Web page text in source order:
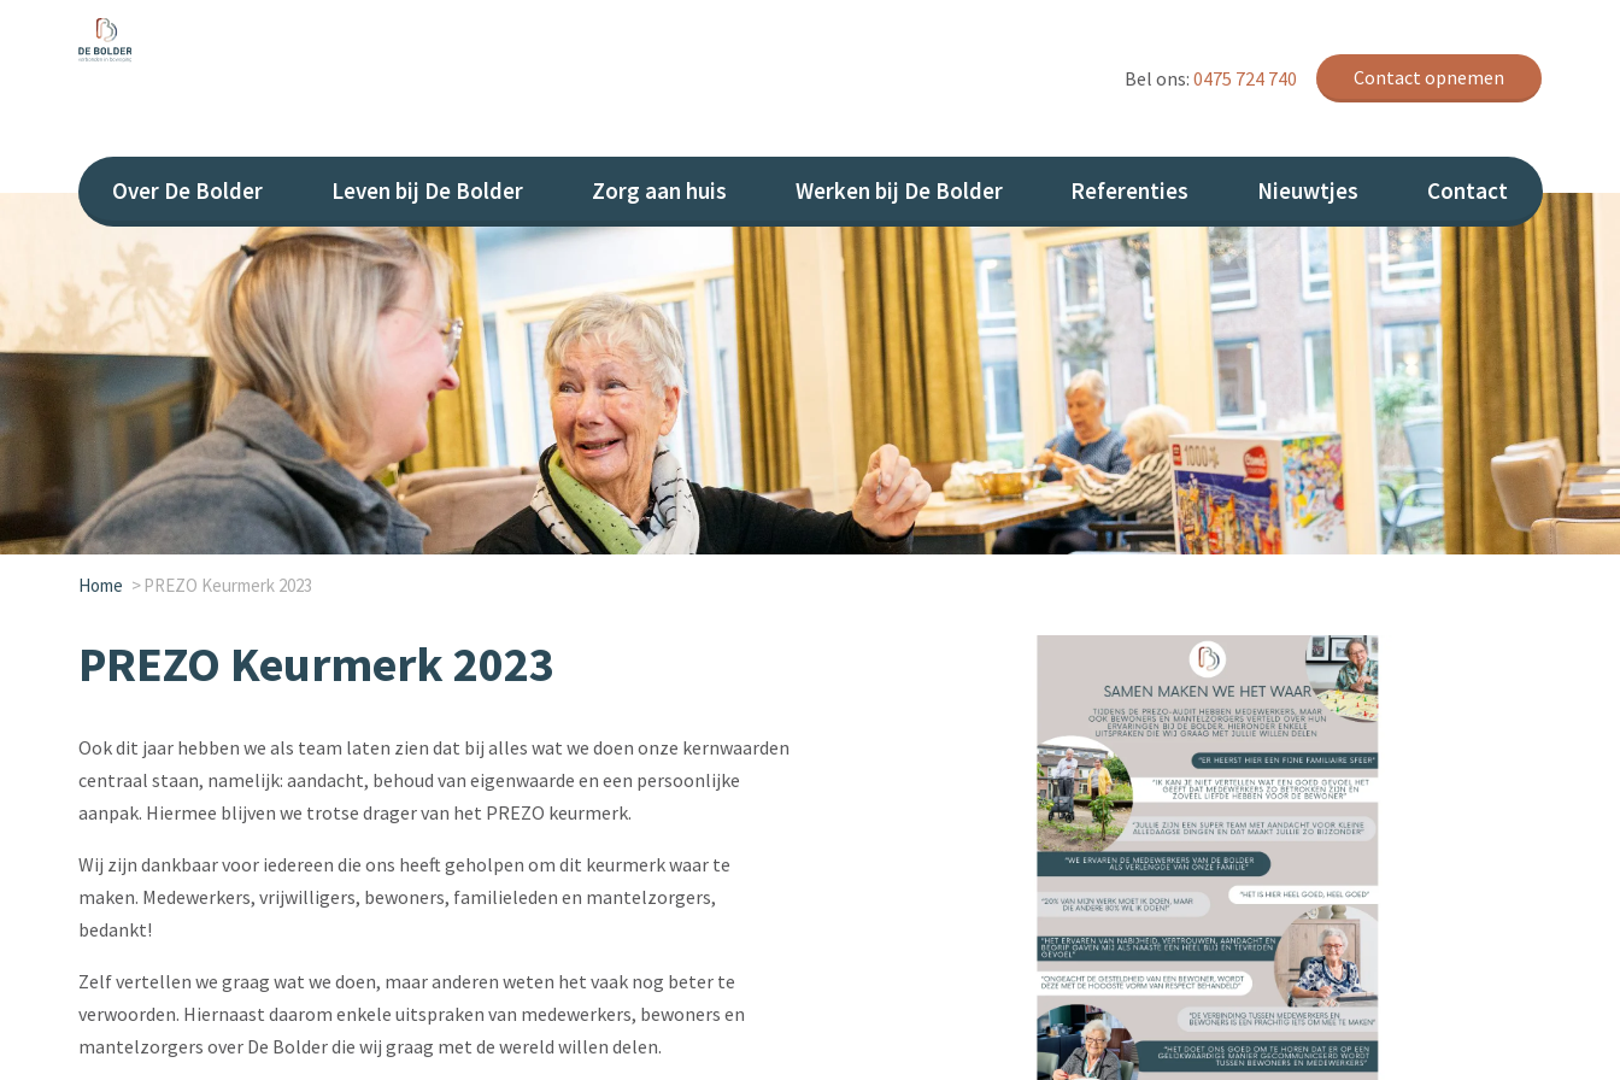
Bel ons:0475 724 740 Contact opnemen
Over De Bolder Leven bij De Bolder Zorg aan huis Werken bij De Bolder Referenties Nieuwtjes Contact
Home PREZO Keurmerk 2023
PREZO Keurmerk 2023
Ook dit jaar hebben we als team laten zien dat bij alles wat we doen onze kernwaarden
centraal staan, namelijk: aandacht, behoud van eigenwaarde en een persoonlijke
aanpak. Hiermee blijven we trotse drager van het PREZO keurmerk.
Wij zijn dankbaar voor iedereen die ons heeft geholpen om dit keurmerk waar te
maken. Medewerkers, vrijwilligers, bewoners, familieleden en mantelzorgers,
bedankt!
Zelf vertellen we graag wat we doen, maar anderen weten het vaak nog beter te
verwoorden. Hiernaast daarom enkele uitspraken van medewerkers, bewoners en
mantelzorgers over De Bolder die wij graag met de wereld willen delen.